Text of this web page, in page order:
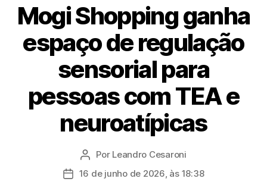
Mogi Shopping ganha
espaço de regulação
sensorial para
pessoas com TEA e
neuroatípicas
Autor
do
Por Leandro Cesaroni
Data16 de junho de 2026, às 18:38